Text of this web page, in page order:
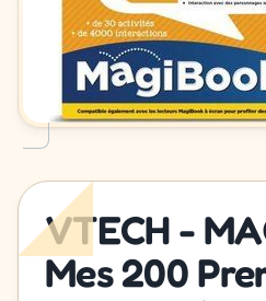
VTECH -
Mes 200